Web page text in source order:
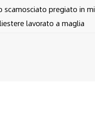
scamosciato pregiato in
lavorato a maglia